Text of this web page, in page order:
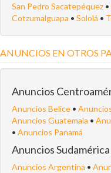
San Pedro Sacatepéquez •
Cotzumalguapa • Sololá •
ANUNCIOS EN OTROS
Anuncios
Anuncios Belice •
Anuncios Guatemala •
• Anuncios Panamá
Anuncios Sudamérica
Anuncios Argentina •